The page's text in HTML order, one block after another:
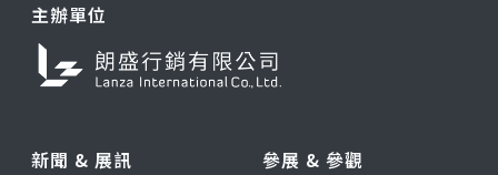
主辦單位
新聞 & 展訊
參展 & 參觀